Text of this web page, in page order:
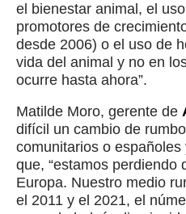
el bienestar animal, el
promotores de
desde 2006) o el uso de
vida del animal y no en
ocurre hasta ahora”.
Matilde Moro, gerente de
difícil un cambio de
comunitarios o
que, “estamos perdiendo
Europa. Nuestro medio
el 2011 y el 2021, el